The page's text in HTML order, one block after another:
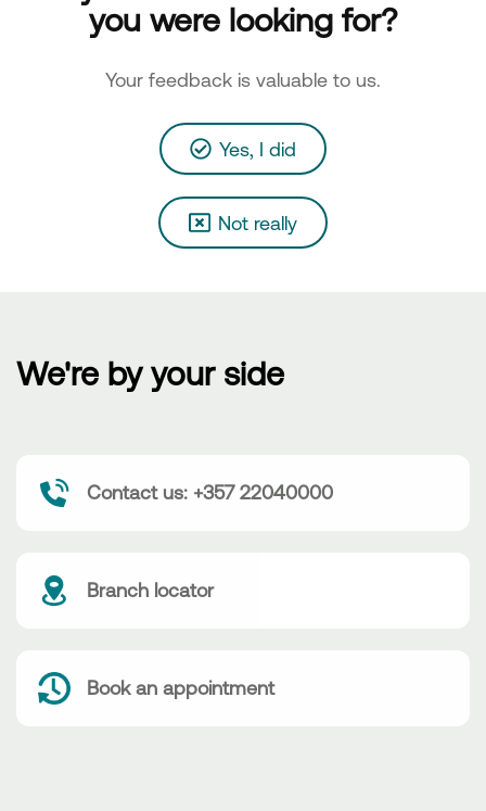
you were looking for?
Your feedback is valuable to us.
Yes, I did
Not really
We're by your side
Contact us: +357 22040000
Branch locator
Book an appointment